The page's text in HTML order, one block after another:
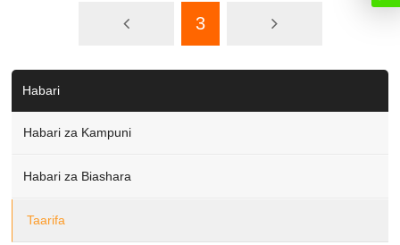
3
Habari
Habari za Kampuni
Habari za Biashara
Taarifa